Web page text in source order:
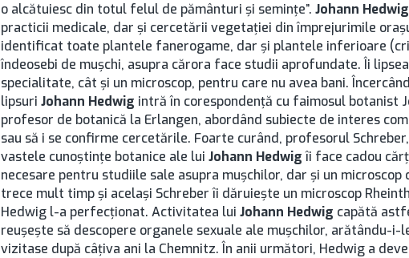
o alcătuiesc din totul felul de pământuri şi seminţe”. Johann Hedwig
practicii medicale, dar şi cercetării vegetaţiei din împrejurimile
identificat toate plantele fanerogame, dar şi plantele inferioare
îndeosebi de muşchi, asupra cărora face studii aprofundate. Îi
specialitate, cât şi un microscop, pentru care nu avea bani.
lipsuri Johann Hedwig intră în corespondenţă cu faimosul botanist
profesor de botanică la Erlangen, abordând subiecte de interes
sau să i se confirme cercetările. Foarte curând, profesorul
vastele cunoştinţe botanice ale lui Johann Hedwigîi face cadou
necesare pentru studiile sale asupra muşchilor, dar şi un microscop
trece mult timp şi acelaşi Schreber îi dăruieşte un microscop
Hedwig l-a perfecţionat. Activitatea lui Johann Hedwig capătă
reuşeşte să descopere organele sexuale ale muşchilor, arătându-i-
vizitase după câţiva ani la Chemnitz. În anii următori, Hedwig a